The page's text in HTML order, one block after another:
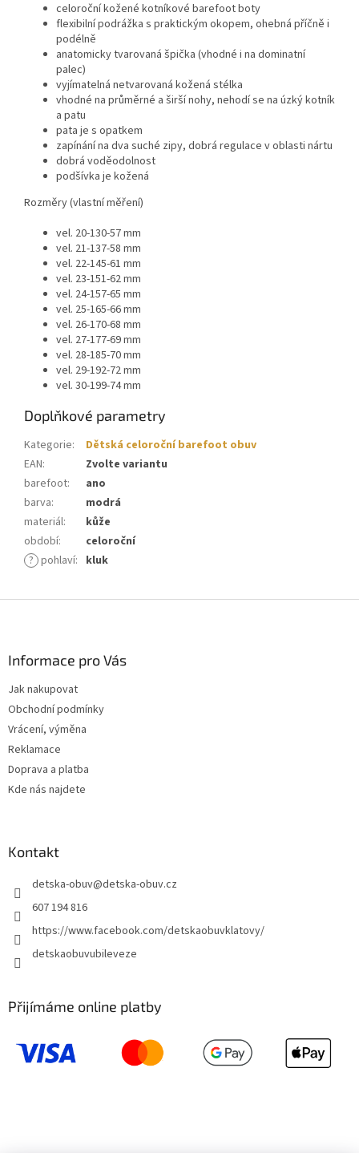
celoroční kožené kotníkové barefoot boty
flexibilní podrážka s praktickým okopem, ohebná příčně i
podélně
anatomicky tvarovaná špička (vhodné i na dominatní
palec)
vyjímatelná netvarovaná kožená stélka
vhodné na průměrné a širší nohy, nehodí se na úzký kotník
a patu
pata je s opatkem
zapínání na dva suché zipy, dobrá regulace v oblasti nártu
dobrá voděodolnost
podšívka je kožená
Rozměry (vlastní měření)
vel. 20-130-57 mm
vel. 21-137-58 mm
vel. 22-145-61 mm
vel. 23-151-62 mm
vel. 24-157-65 mm
vel. 25-165-66 mm
vel. 26-170-68 mm
vel. 27-177-69 mm
vel. 28-185-70 mm
vel. 29-192-72 mm
vel. 30-199-74 mm
Doplňkové parametry
Kategorie:
Dětská celoroční barefoot obuv
EAN:
Zvolte variantu
barefoot:
ano
barva:
modrá
materiál:
kůže
období:
celoroční
? pohlaví: kluk
Informace pro Vás
Jak nakupovat
Obchodní podmínky
Vrácení, výměna
Reklamace
Doprava a platba
Kde nás najdete
Kontakt
detska-obuv@detska-obuv.cz
607 194 816
https://www.facebook.com/detskaobuvklatovy/
detskaobuvubileveze
Přijímáme online platby